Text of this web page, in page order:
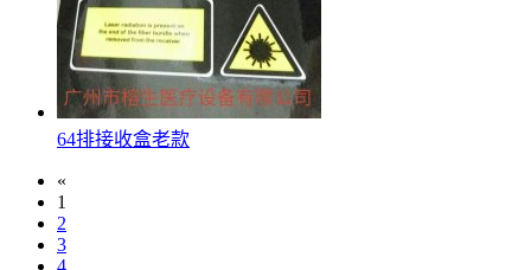
64排接收盒老款
«
1
2
3
4